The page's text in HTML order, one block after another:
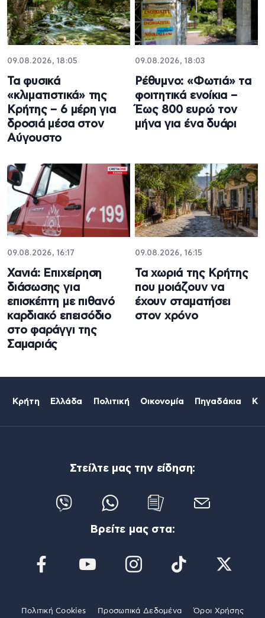
09.08.2026, 18:05
Τα φυσικά
«κλιματιστικά» της
Κρήτης – 6 μέρη για
δροσιά μέσα στον
Αύγουστο
09.08.2026, 18:03
Ρέθυμνο: «Φωτιά» τα
φοιτητικά ενοίκια –
Έως 800 ευρώ τον
μήνα για ένα δυάρι
09.08.2026, 16:17
Χανιά: Επιχείρηση
διάσωσης για
επισκέπτη με πιθανό
καρδιακό επεισόδιο
στο φαράγγι της
Σαμαριάς
09.08.2026, 16:15
Τα χωριά της Κρήτης
που μοιάζουν να
έχουν σταματήσει
στον χρόνο
Κρήτη Ελλάδα Πολιτική Οικονομία Πηγαδάκια
Στείλτε μας την είδηση:
Βρείτε μας στα:
Πολιτική Cookies Προσωπικά Δεδομένα Όροι Χρήσης